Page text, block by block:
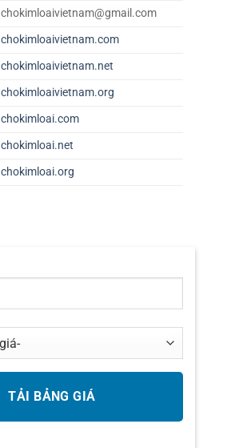
chokimloaivietnam@gmail.com
chokimloaivietnam.com
chokimloaivietnam.net
chokimloaivietnam.org
chokimloai.com
chokimloai.net
chokimloai.org